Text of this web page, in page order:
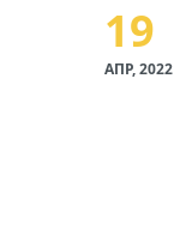
19
АПР, 2022